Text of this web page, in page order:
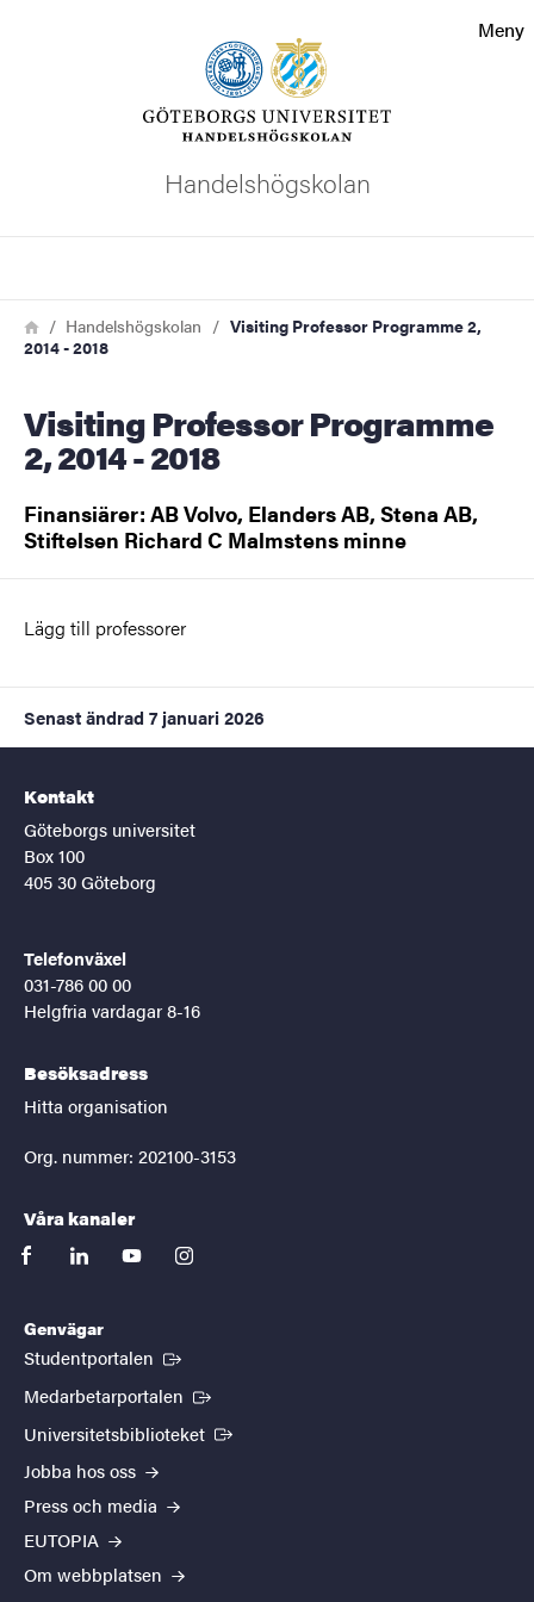
Meny
Handelshögskolan
Länkstig
HemHandelshögskolan
Visiting Professor Programme 2,
2014 - 2018
Visiting Professor Programme
2, 2014 - 2018
Finansiärer: AB Volvo, Elanders AB, Stena AB,
Stiftelsen Richard C Malmstens minne
Lägg till professorer
Senast ändrad 7 januari 2026
Kontakt
Göteborgs universitet
Box 100
405 30 Göteborg
Telefonväxel
031-786 00 00
Helgfria vardagar 8-16
Besöksadress
Hitta organisation
Org. nummer: 202100-3153
Våra kanaler
facebooklinkedinyoutubeinstagram
Genvägar
Studentportalen (Extern länk)
Medarbetarportalen (Extern länk)
Universitetsbiblioteket (Extern länk)
Jobba hos oss
Press och media
EUTOPIA
Om webbplatsen